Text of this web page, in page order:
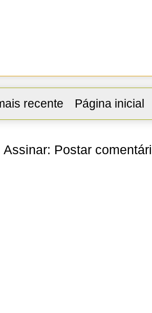
recente Página inicial
Assinar: Postar